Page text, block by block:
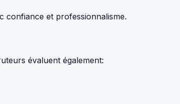
confiance et professionnalisme.
évaluent également: